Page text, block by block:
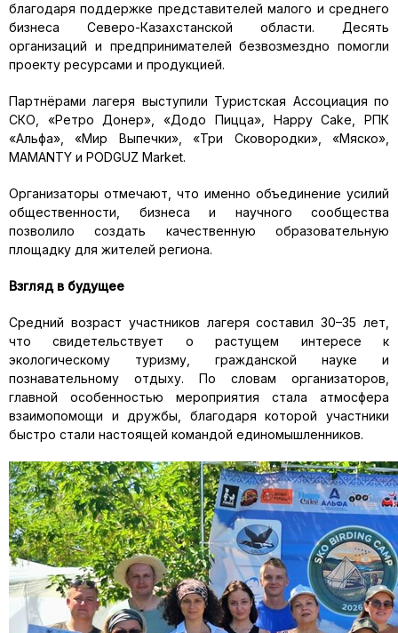
благодаря поддержке представителей малого и среднего
бизнеса Северо-Казахстанской области. Десять
организаций и предпринимателей безвозмездно помогли
проекту ресурсами и продукцией.
Партнёрами лагеря выступили Туристская Ассоциация по
СКО, «Ретро Донер», «Додо Пицца», Happy Cake, РПК
«Альфа», «Мир Выпечки», «Три Сковородки», «Мяско»,
MAMANTY и PODGUZ Market.
Организаторы отмечают, что именно объединение усилий
общественности, бизнеса и научного сообщества
позволило создать качественную образовательную
площадку для жителей региона.
Взгляд в будущее
Средний возраст участников лагеря составил 30–35 лет,
что свидетельствует о растущем интересе к
экологическому туризму, гражданской науке и
познавательному отдыху. По словам организаторов,
главной особенностью мероприятия стала атмосфера
взаимопомощи и дружбы, благодаря которой участники
быстро стали настоящей командой единомышленников.